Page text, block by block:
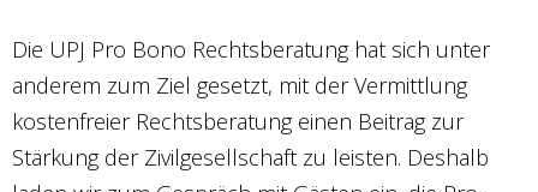
Die UPJ Pro Bono Rechtsberatung hat sich unter
anderem zum Ziel gesetzt, mit der Vermittlung
kostenfreier Rechtsberatung einen Beitrag zur
Stärkung der Zivilgesellschaft zu leisten. Deshalb